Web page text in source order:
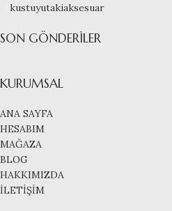
kustuyutakiaksesuar
SON GÖNDERILER
KURUMSAL
ANA SAYFA
HESABIM
MAĞAZA
BLOG
HAKKIMIZDA
İLETİŞİM